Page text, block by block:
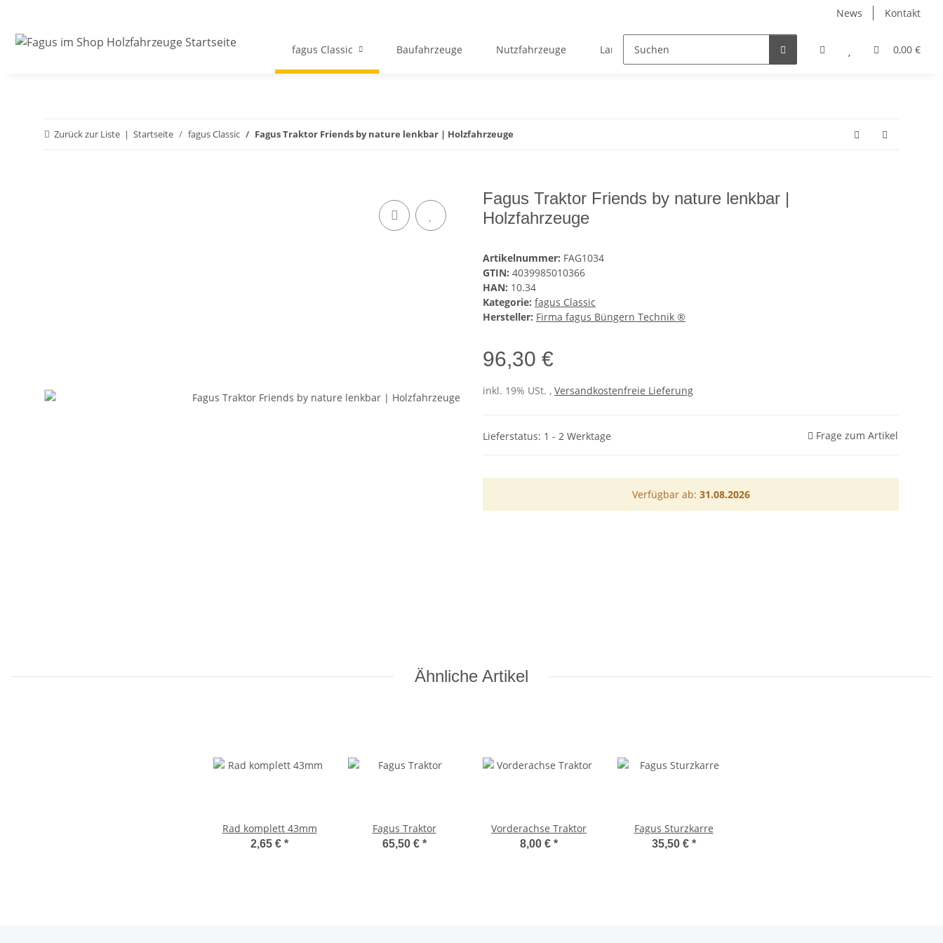
News Kontakt
0,00 €
fagus Classic Baufahrzeuge Nutzfahrzeuge Landwirtschaft Sets & Angebote
Zurück zur Liste Startseite fagus Classic Fagus Traktor Friends by nature lenkbar | Holzfahrzeuge
Fagus Traktor Friends by nature lenkbar |
Holzfahrzeuge
Artikelnummer: FAG1034
GTIN: 4039985010366
HAN: 10.34
Kategorie: fagus Classic
Hersteller: Firma fagus Büngern Technik ®
96,30 €
inkl. 19% USt. , Versandkostenfreie Lieferung
Lieferstatus: 1 - 2 Werktage Frage zum Artikel
Verfügbar ab: 31.08.2026
Ähnliche Artikel
Rad komplett 43mm
2,65 € *
Fagus Traktor
65,50 € *
Vorderachse Traktor
8,00 € *
Fagus Sturzkarre
35,50 € *